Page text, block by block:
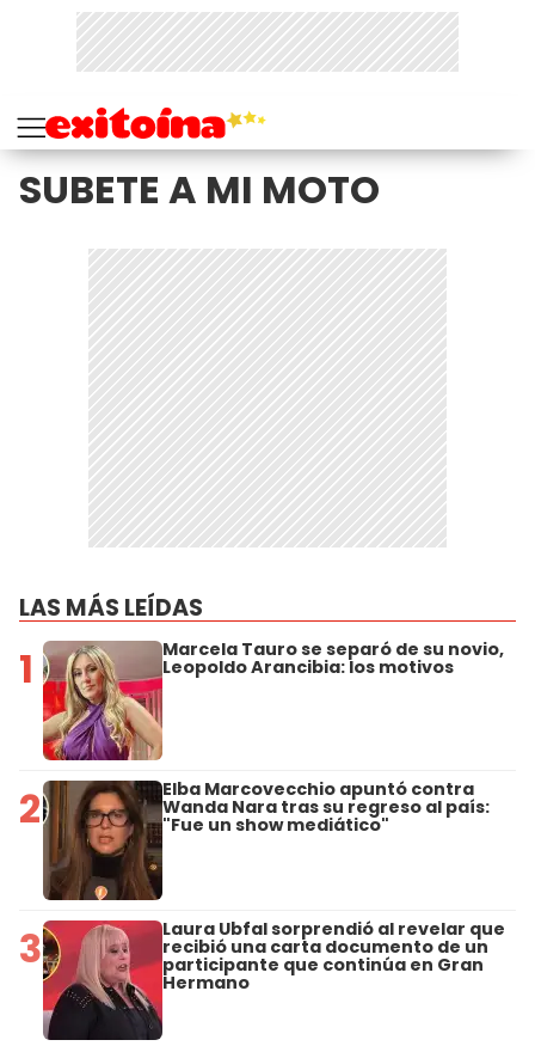
SUBETE A MI MOTO
LAS MÁS LEÍDAS
1 Marcela Tauro se separó de su novio,
Leopoldo Arancibia: los motivos
2 Elba Marcovecchio apuntó contra
Wanda Nara tras su regreso al país:
"Fue un show mediático"
3 Laura Ubfal sorprendió al revelar que
recibió una carta documento de un
participante que continúa en Gran
Hermano